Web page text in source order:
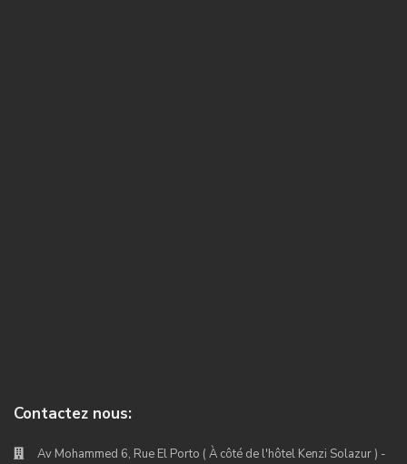
Contactez nous:
Av Mohammed 6, Rue El Porto ( À côté de l'hôtel Kenzi Solazur ) -